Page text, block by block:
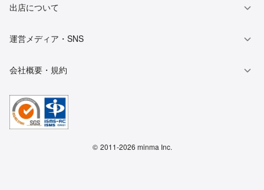
出店について
運営メディア・SNS
会社概要・規約
© 2011-2026 minma Inc.